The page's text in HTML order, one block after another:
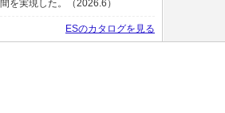
を実現した。（2026.6）
ESのカタログを見る